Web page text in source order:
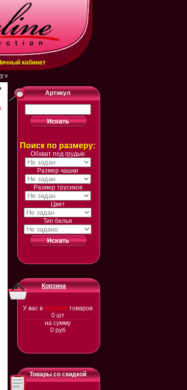
кабинет
почту belarusachka@inbox.ru или в WhatsApp (+79883431506)
Артикул
Поиск по размеру:
Обхват под грудью
Размер чашки
Размер трусиков
Цвет
Тип белья
Корзина
У вас в корзине товаров
0 шт
на сумму
0 руб
Товары со скидкой